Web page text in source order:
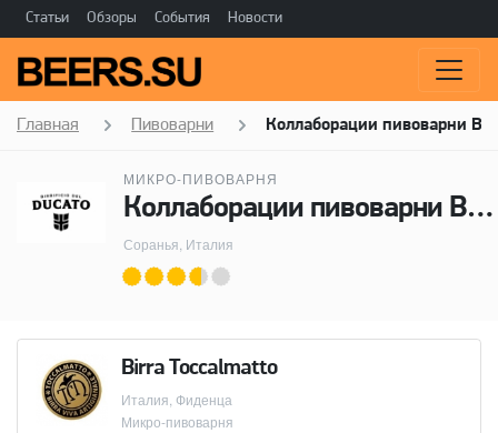
Статьи Обзоры События Новости
Главная Пивоварни Коллаборации пивоварни
МИКРО-ПИВОВАРНЯ
Коллаборации пивоварни Birrificio del Ducato
Соранья, Италия
Birra Toccalmatto
Италия, Фиденца
Микро-пивоварня